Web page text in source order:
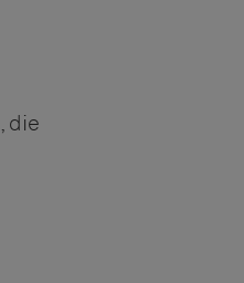
, die